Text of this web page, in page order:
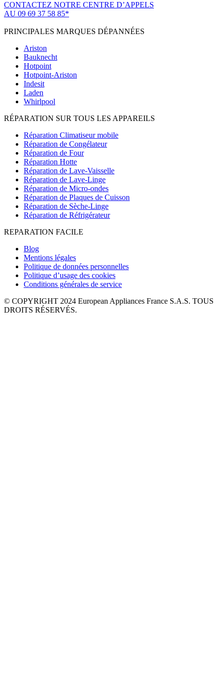
CONTACTEZ NOTRE CENTRE D’APPELS
AU 09 69 37 58 85*
PRINCIPALES MARQUES DÉPANNÉES
Ariston
Bauknecht
Hotpoint
Hotpoint-Ariston
Indesit
Laden
Whirlpool
RÉPARATION SUR TOUS LES APPAREILS
Réparation Climatiseur mobile
Réparation de Congélateur
Réparation de Four
Réparation Hotte
Réparation de Lave-Vaisselle
Réparation de Lave-Linge
Réparation de Micro-ondes
Réparation de Plaques de Cuisson
Réparation de Sèche-Linge
Réparation de Réfrigérateur
REPARATION FACILE
Blog
Mentions légales
Politique de données personnelles
Politique d’usage des cookies
Conditions générales de service
© COPYRIGHT 2024 European Appliances France S.A.S. TOUS
DROITS RÉSERVÉS.